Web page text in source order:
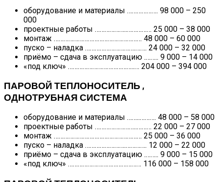
оборудование и материалы ………………. 98 000 – 250
000
проектные работы ………………..…………… 25 000 – 38 000
монтаж ……………………………………………… 48 000 – 60 000
пуско – наладка ………………………….……. 24 000 – 32 000
приёмо – сдача в эксплуатацию .…….. 9 000 – 14 000
«под ключ» …………………………………..… 204 000 – 394 000
ПАРОВОЙ ТЕПЛОНОСИТЕЛЬ ,
ОДНОТРУБНАЯ СИСТЕМА
оборудование и материалы ……..………. 48 000 – 58 000
проектные работы ……………………..……… 22 000 – 27 000
монтаж ……………………………………………… 25 000 – 36 000
пуско – наладка …………………….…………. 12 000 – 22 000
приёмо – сдача в эксплуатацию .…….. 9 000 – 15 000
«под ключ» ……………………………………… 116 000 – 158 000